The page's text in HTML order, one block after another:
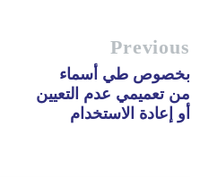
Previous
بخصوص طي أسماء
من تعميمي عدم التعيين
أو إعادة الاستخدام